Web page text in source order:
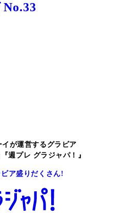
が運営するグラビア
週プレ グラジャパ！』
ア盛りだくさん!